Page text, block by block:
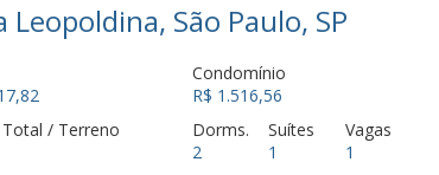
Leopoldina, São Paulo, SP
Condomínio
R$ 1.516,56
/ Terreno
Dorms.
2
Suítes
1
Vagas
1